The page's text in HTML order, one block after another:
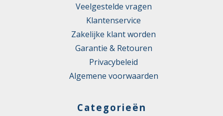
Veelgestelde vragen
Klantenservice
Zakelijke klant worden
Garantie & Retouren
Privacybeleid
Algemene voorwaarden
Categorieën